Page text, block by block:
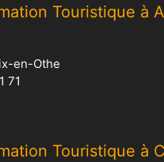
Touristique à
en-Othe
71
Touristique à